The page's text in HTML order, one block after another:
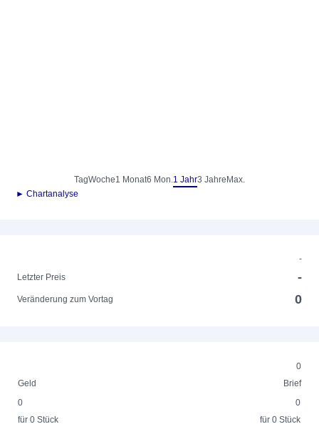
TagWoche1 Monat6 Mon.1 Jahr3 Jahre Max.
► Chartanalyse
-
Letzter Preis
-
Veränderung zum Vortag 0
0
Geld
Brief
0
für 0 Stück
0
für 0 Stück